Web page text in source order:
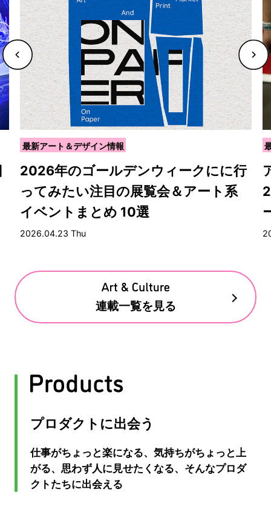
最新アート＆デザイン情報
2026年のゴールデンウィークにに行
ってみたい注目の展覧会＆アート系
イベントまとめ 10選
2026.04.23 Thu
連載一覧を見る
プロダクトに出会う
仕事がちょっと楽になる、気持ちがちょっと上
がる、思わず人に見せたくなる、そんなプロダ
クトたちに出会える